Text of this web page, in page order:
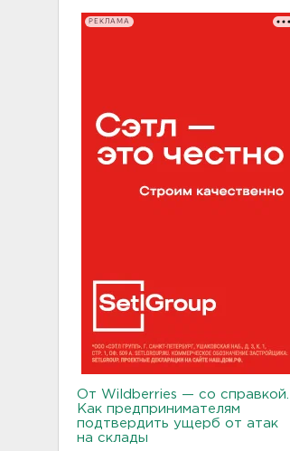
РЕКЛАМА
От Wildberries — со справкой.
Как предпринимателям
подтвердить ущерб от атак
на склады